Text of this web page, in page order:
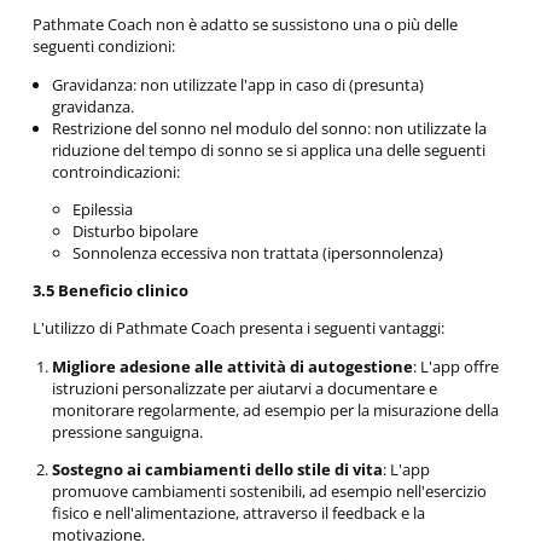
Pathmate Coach non è adatto se sussistono una o più delle
seguenti condizioni:
Gravidanza: non utilizzate l'app in caso di (presunta)
gravidanza.
Restrizione del sonno nel modulo del sonno: non utilizzate la
riduzione del tempo di sonno se si applica una delle seguenti
controindicazioni:
Epilessia
Disturbo bipolare
Sonnolenza eccessiva non trattata (ipersonnolenza)
3.5 Beneficio clinico
L'utilizzo di Pathmate Coach presenta i seguenti vantaggi:
Migliore adesione alle attività di autogestione: L'app offre
istruzioni personalizzate per aiutarvi a documentare e
monitorare regolarmente, ad esempio per la misurazione della
pressione sanguigna.
Sostegno ai cambiamenti dello stile di vita: L'app
promuove cambiamenti sostenibili, ad esempio nell'esercizio
fisico e nell'alimentazione, attraverso il feedback e la
motivazione.